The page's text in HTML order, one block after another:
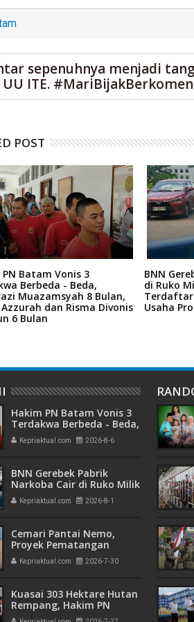
sepenuhnya menjadi
ITE.
POST
Batam Vonis 3
Berbeda - Beda,
Muazamsyah 8 Bulan,
dan Risma Divonis
6 Bulan
BNN
di Ruko
Terdaftar
Usaha
Hakim PN Batam Vonis 3
Terdakwa Berbeda - Beda,
Fahrurazi Muazamsyah 8
Bulan, Azzah Azzurah dan
Bulan
Kepriaktual.com 2026-8-6
BNN Gerebek Pabrik
Narkoba Cair di Ruko Milik
AHr, Alphard Disita
Terdaftar Atas Nama PT
Kepriaktual.com 2026-8-1
Cemari Pantai Nemo,
Proyek Pematangan
Lahan Teluk Mata Ikan
Diduga Tidak Kantongi
Kepriaktual.com 2026-7-30
Kuasai 303 Hektare Hutan
Rempang, Hakim PN
Batam Vonis 6 Bulan